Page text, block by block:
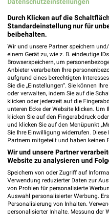
Auto & Motorrad
Hier findest Du aktuelle
pitstop, POLO und Louis, rund
in der Nähe von Großengottern.
Aktuelle Prospekte
Umgebung
18 Prospekte
Lidl
Durch Klicken auf die
Standardeinstellung nur für
beibehalten.
Wir und unsere Partner speichern
einem Gerät zu, wie z. B. eindeutige
Browserspeichern, um
Anbieter verarbeiten Ihre
aufgrund eines berechtigten
Sie die „Einstellungen“. Sie können
oder verwalten, indem Sie auf die
klicken oder jederzeit auf die
unteren Ecke der Website klicken. Um
klicken Sie auf den Fingerabdruck
und klicken Sie auf den Menüpunkt
Sie Ihre Einwilligung widerrufen.
Partnern mitgeteilt und haben keinen
Wir und unsere Partner
Website zu analysieren und
Speichern von oder Zugriff auf
Verwendung reduzierter Daten zur
von Profilen für personalisierte
Auswahl personalisierter Werbung.
Personalisierung von Inhalten.
personalisierter Inhalte. Messung der